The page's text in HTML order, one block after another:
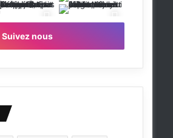
Suivez nous